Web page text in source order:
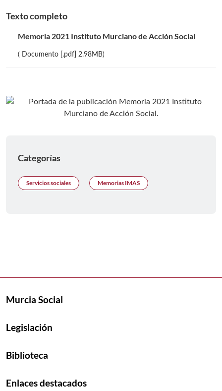
Texto completo
Memoria 2021 Instituto Murciano de Acción Social
( Documento [.pdf] 2.98MB)
Categorías
Servicios sociales Memorias IMAS
Murcia Social
Legislación
Biblioteca
Enlaces destacados